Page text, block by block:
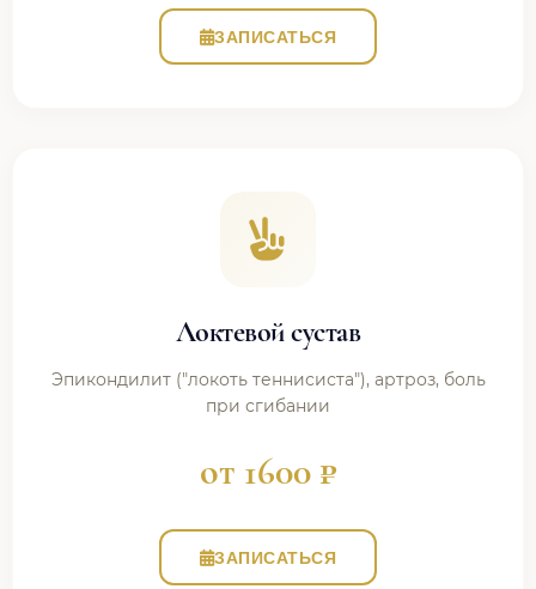
ЗАПИСАТЬСЯ
Локтевой сустав
Эпикондилит ("локоть теннисиста"), артроз, боль
при сгибании
от 1600 ₽
ЗАПИСАТЬСЯ